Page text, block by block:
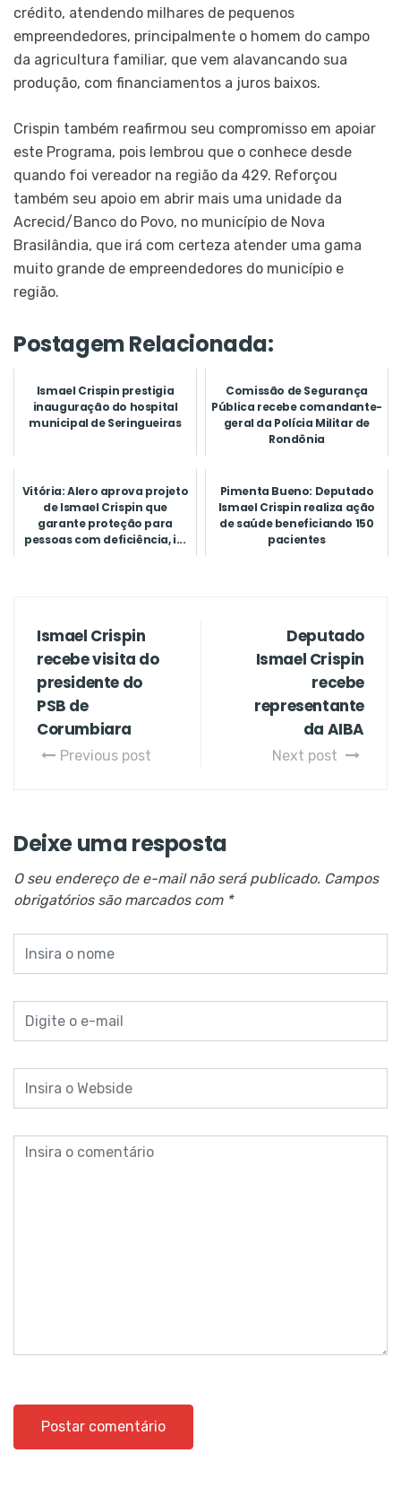
crédito, atendendo milhares de pequenos
empreendedores, principalmente o homem do campo
da agricultura familiar, que vem alavancando sua
produção, com financiamentos a juros baixos.
Crispin também reafirmou seu compromisso em apoiar
este Programa, pois lembrou que o conhece desde
quando foi vereador na região da 429. Reforçou
também seu apoio em abrir mais uma unidade da
Acrecid/Banco do Povo, no município de Nova
Brasilândia, que irá com certeza atender uma gama
muito grande de empreendedores do município e
região.
Postagem Relacionada:
Ismael Crispin prestigia
inauguração do hospital
municipal de Seringueiras
Comissão de Segurança
Pública recebe comandante-
geral da Polícia Militar de
Rondônia
Vitória: Alero aprova projeto
de Ismael Crispin que
garante proteção para
pessoas com deficiência, i...
Pimenta Bueno: Deputado
Ismael Crispin realiza ação
de saúde beneficiando 150
pacientes
Ismael Crispin
recebe visita do
presidente do
PSB de
Corumbiara
Previous post
Deputado
Ismael Crispin
recebe
representante
da AIBA
Next post
Deixe uma resposta
O seu endereço de e-mail não será publicado. Campos
obrigatórios são marcados com *